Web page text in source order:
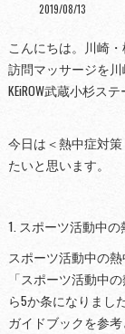
2019/08/13
こんにちは。川崎
訪問マッサージを
KEiROW武蔵小杉ス
今日は＜熱中症対
たいと思います。
1. スポーツ活動中
スポーツ活動中の
「スポーツ活動中
ら5か条になりまし
ガイドブックを参